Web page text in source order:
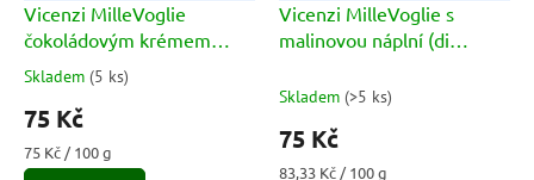
Vicenzi MilleVoglie
čokoládovým krémem
(crema al cioccolato) 100g
Průměrné
hodnocení
produktu
je
5,0
Skladem (5 ks)
75 Kč
Měrná
cena:
75 Kč / 100 g
Vicenzi MilleVoglie s
malinovou náplní (di
Skladem (>5 ks)
75 Kč
Měrná
83,33 Kč / 100 g